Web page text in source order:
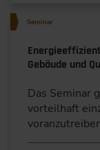
Seminar
Gebäude und
Das Seminar
vorteilhaft